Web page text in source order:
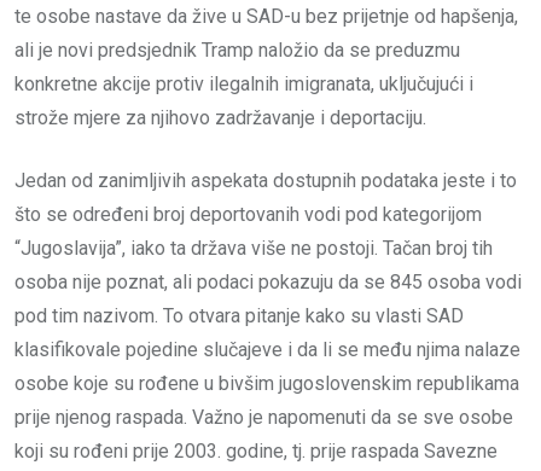
te osobe nastave da žive u SAD-u bez prijetnje od hapšenja,
ali je novi predsjednik Tramp naložio da se preduzmu
konkretne akcije protiv ilegalnih imigranata, uključujući i
strože mjere za njihovo zadržavanje i deportaciju.
Jedan od zanimljivih aspekata dostupnih podataka jeste i to
što se određeni broj deportovanih vodi pod kategorijom
“Jugoslavija”, iako ta država više ne postoji. Tačan broj tih
osoba nije poznat, ali podaci pokazuju da se 845 osoba vodi
pod tim nazivom. To otvara pitanje kako su vlasti SAD
klasifikovale pojedine slučajeve i da li se među njima nalaze
osobe koje su rođene u bivšim jugoslovenskim republikama
prije njenog raspada. Važno je napomenuti da se sve osobe
koji su rođeni prije 2003. godine, tj. prije raspada Savezne